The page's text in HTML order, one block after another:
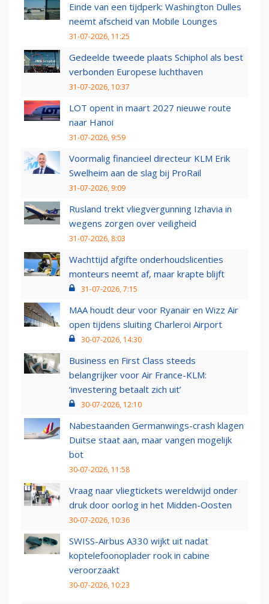
Einde van een tijdperk: Washington Dulles
neemt afscheid van Mobile Lounges
31-07-2026, 11:25
Gedeelde tweede plaats Schiphol als best
verbonden Europese luchthaven
31-07-2026, 10:37
LOT opent in maart 2027 nieuwe route
naar Hanoi
31-07-2026, 9:59
Voormalig financieel directeur KLM Erik
Swelheim aan de slag bij ProRail
31-07-2026, 9:09
Rusland trekt vliegvergunning Izhavia in
wegens zorgen over veiligheid
31-07-2026, 8:03
Wachttijd afgifte onderhoudslicenties
monteurs neemt af, maar krapte blijft
31-07-2026, 7:15
MAA houdt deur voor Ryanair en Wizz Air
open tijdens sluiting Charleroi Airport
30-07-2026, 14:30
Business en First Class steeds
belangrijker voor Air France-KLM:
‘investering betaalt zich uit’
30-07-2026, 12:10
Nabestaanden Germanwings-crash klagen
Duitse staat aan, maar vangen mogelijk
bot
30-07-2026, 11:58
Vraag naar vliegtickets wereldwijd onder
druk door oorlog in het Midden-Oosten
30-07-2026, 10:36
SWISS-Airbus A330 wijkt uit nadat
koptelefoonoplader rook in cabine
veroorzaakt
30-07-2026, 10:23